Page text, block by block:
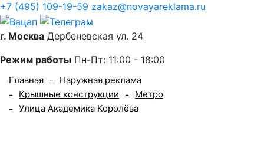
+7 (495) 109-19-59 zakaz@novayareklama.ru
г. Москва Дербеневская ул. 24
Режим работы Пн-Пт: 11:00 - 18:00
Главная -
Наружная реклама
-
Крышные конструкции -
Метро
- Улица Академика Королёва